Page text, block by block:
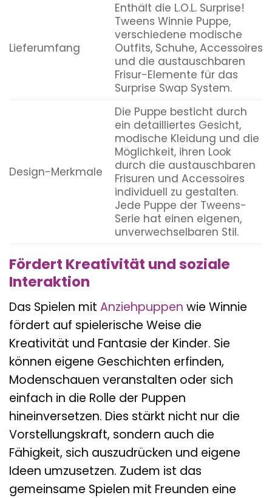
Lieferumfang
Enthält die L.O.L. Surprise!
Tweens Winnie Puppe,
verschiedene modische
Outfits, Schuhe, Accessoires
und die austauschbaren
Frisur-Elemente für das
Surprise Swap System.
Design-Merkmale
Die Puppe besticht durch
ein detailliertes Gesicht,
modische Kleidung und die
Möglichkeit, ihren Look
durch die austauschbaren
Frisuren und Accessoires
individuell zu gestalten.
Jede Puppe der Tweens-
Serie hat einen eigenen,
unverwechselbaren Stil.
Fördert Kreativität und soziale
Interaktion
Das Spielen mit Anziehpuppen wie Winnie
fördert auf spielerische Weise die
Kreativität und Fantasie der Kinder. Sie
können eigene Geschichten erfinden,
Modenschauen veranstalten oder sich
einfach in die Rolle der Puppen
hineinversetzen. Dies stärkt nicht nur die
Vorstellungskraft, sondern auch die
Fähigkeit, sich auszudrücken und eigene
Ideen umzusetzen. Zudem ist das
gemeinsame Spielen mit Freunden eine